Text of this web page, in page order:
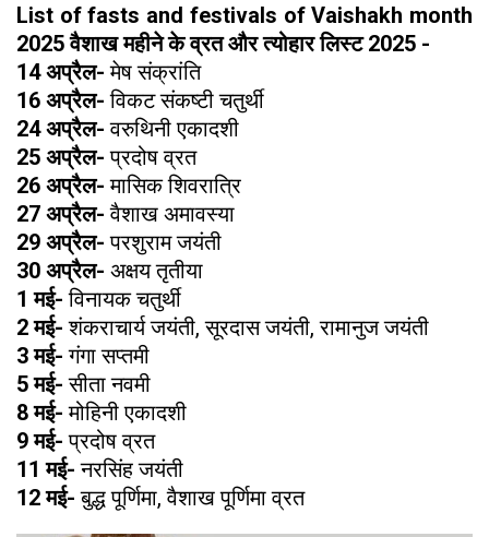
List of fasts and festivals of Vaishakh month
2025 वैशाख महीने के व्रत और त्योहार लिस्ट 2025 -
14 अप्रैल- मेष संक्रांति
16 अप्रैल- विकट संकष्टी चतुर्थी
24 अप्रैल-वरुथिनी एकादशी
25 अप्रैल- प्रदोष व्रत
26 अप्रैल- मासिक शिवरात्रि
27 अप्रैल-वैशाख अमावस्या
29 अप्रैल- परशुराम जयंती
30 अप्रैल- अक्षय तृतीया
1 मई- विनायक चतुर्थी
2 मई-शंकराचार्य जयंती, सूरदास जयंती, रामानुज जयंती
3 मई-गंगा सप्तमी
5 मई- सीता नवमी
8 मई-मोहिनी एकादशी
9 मई-प्रदोष व्रत
11 मई- नरसिंह जयंती
12 मई- बुद्ध पूर्णिमा, वैशाख पूर्णिमा व्रत